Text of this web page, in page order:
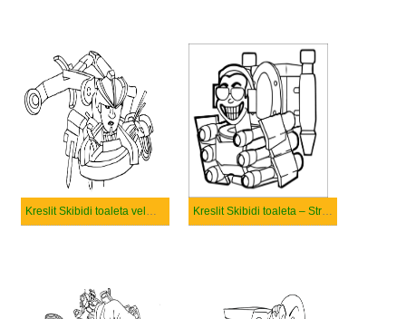
Kreslit Skibidi toaleta velmi cool Kreslit Skibidi toaleta – Strana 7